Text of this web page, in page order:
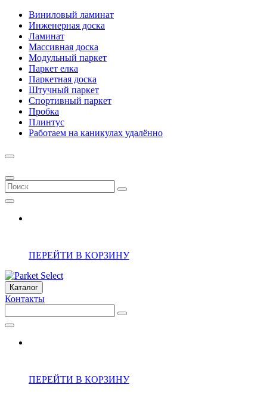
Виниловый ламинат
Инженерная доска
Ламинат
Массивная доска
Модульный паркет
Паркет елка
Паркетная доска
Штучный паркет
Спортивный паркет
Пробка
Плинтус
Работаем на каникулах удалённо
ПЕРЕЙТИ В КОРЗИНУ
Каталог
Контакты
ПЕРЕЙТИ В КОРЗИНУ